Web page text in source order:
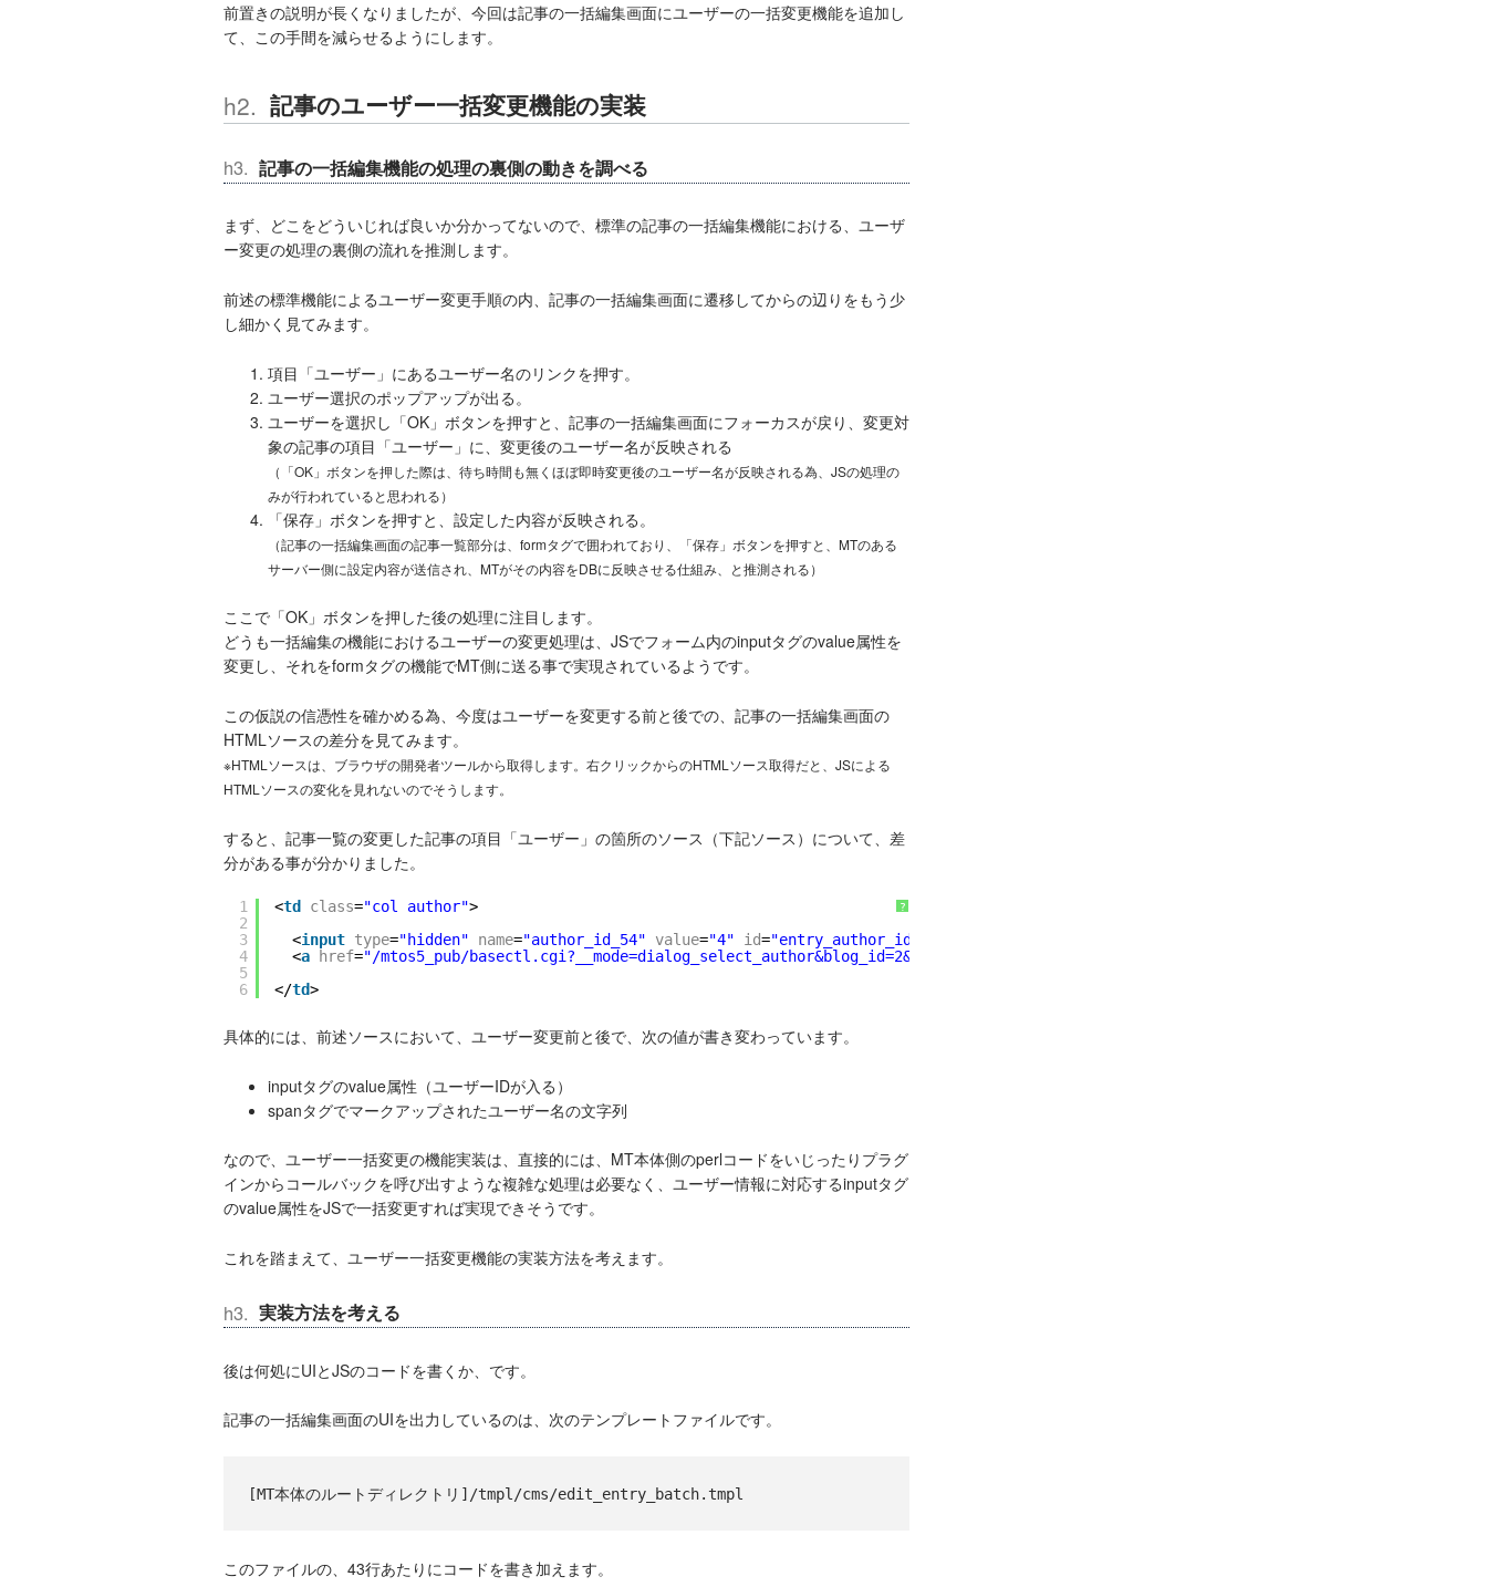
前置きの説明が長くなりましたが、今回は記事の一括編集画面にユーザーの一括変更機能を追加し
て、この手間を減らせるようにします。
記事のユーザー一括変更機能の実装
記事の一括編集機能の処理の裏側の動きを調べる
まず、どこをどういじれば良いか分かってないので、標準の記事の一括編集機能における、ユーザ
ー変更の処理の裏側の流れを推測します。
前述の標準機能によるユーザー変更手順の内、記事の一括編集画面に遷移してからの辺りをもう少
し細かく見てみます。
項目「ユーザー」にあるユーザー名のリンクを押す。
ユーザー選択のポップアップが出る。
ユーザーを選択し「OK」ボタンを押すと、記事の一括編集画面にフォーカスが戻り、変更対
象の記事の項目「ユーザー」に、変更後のユーザー名が反映される
（「OK」ボタンを押した際は、待ち時間も無くほぼ即時変更後のユーザー名が反映される為、JSの処理の
みが行われていると思われる）
「保存」ボタンを押すと、設定した内容が反映される。
（記事の一括編集画面の記事一覧部分は、formタグで囲われており、「保存」ボタンを押すと、MTのある
サーバー側に設定内容が送信され、MTがその内容をDBに反映させる仕組み、と推測される）
ここで「OK」ボタンを押した後の処理に注目します。
どうも一括編集の機能におけるユーザーの変更処理は、JSでフォーム内のinputタグのvalue属性を
変更し、それをformタグの機能でMT側に送る事で実現されているようです。
この仮説の信憑性を確かめる為、今度はユーザーを変更する前と後での、記事の一括編集画面の
HTMLソースの差分を見てみます。
※HTMLソースは、ブラウザの開発者ツールから取得します。右クリックからのHTMLソース取得だと、JSによる
HTMLソースの変化を見れないのでそうします。
すると、記事一覧の変更した記事の項目「ユーザー」の箇所のソース（下記ソース）について、差
分がある事が分かりました。
?
1
2
3
4
5
6
<td class="col author">
<input type="hidden" name="author_id_54" value="4" id="entry_author_id_54"
<a href="/mtos5_pub/
</td>
具体的には、前述ソースにおいて、ユーザー変更前と後で、次の値が書き変わっています。
inputタグのvalue属性（ユーザーIDが入る）
spanタグでマークアップされたユーザー名の文字列
なので、ユーザー一括変更の機能実装は、直接的には、MT本体側のperlコードをいじったりプラグ
インからコールバックを呼び出すような複雑な処理は必要なく、ユーザー情報に対応するinputタグ
のvalue属性をJSで一括変更すれば実現できそうです。
これを踏まえて、ユーザー一括変更機能の実装方法を考えます。
実装方法を考える
後は何処にUIとJSのコードを書くか、です。
記事の一括編集画面のUIを出力しているのは、次のテンプレートファイルです。
[MT本体のルートディレクトリ]/tmpl/cms/edit_entry_batch.tmpl
このファイルの、43行あたりにコードを書き加えます。